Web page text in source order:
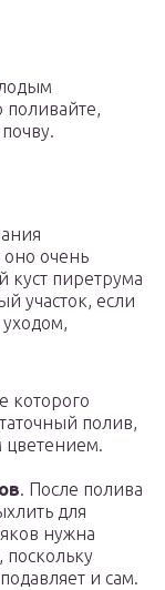
поливайте,
очень
пиретрума
участок, если
которого
полив,
цветением.
. После полива
для
нужна
поскольку
и сам.